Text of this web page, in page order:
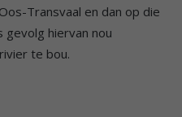
Transvaal en dan op die
gevolg hiervan nou
te bou.